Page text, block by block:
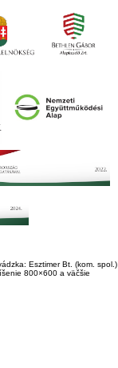
Esztimer Bt. (kom. spol.)
800×600 a väčšie